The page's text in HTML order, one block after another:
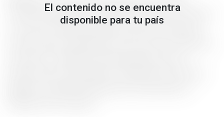
El contenido no se encuentra
disponible para tu país
JavaScript ideal para construir interfaces de usuario,
con un ecosistema de adopción incremental que